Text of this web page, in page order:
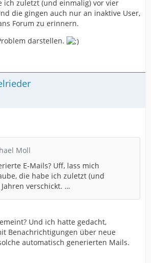
ich zuletzt (und einmalig) vor vier
die gingen auch nur an inaktive User,
Forum zu erinnern.
darstellen.
Moll
E-Mails? Uff, lass mich
die habe ich zuletzt (und
verschickt. …
Und ich hatte gedacht,
Benachrichtigungen über neue
automatisch generierten Mails.